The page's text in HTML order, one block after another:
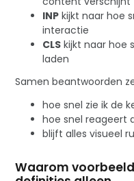
INP kijkt naar hoe
interactie
CLS kijkt naar hoe
laden
Samen beantwoorden
hoe snel zie ik de
hoe snel reageert
blijft alles visueel
Waarom